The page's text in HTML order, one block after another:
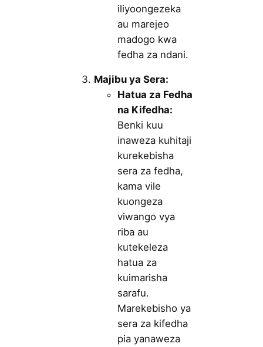
iliyoongezeka
au marejeo
madogo kwa
fedha za ndani.
Majibu ya Sera:
Hatua za Fedha
na Kifedha:
Benki kuu
inaweza kuhitaji
kurekebisha
sera za fedha,
kama vile
kuongeza
viwango vya
riba au
kutekeleza
hatua za
kuimarisha
sarafu.
Marekebisho ya
sera za kifedha
pia yanaweza